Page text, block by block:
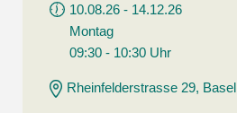
10.08.26 - 14.12.26
Montag
09:30 - 10:30 Uhr
Rheinfelderstrasse 29, Basel